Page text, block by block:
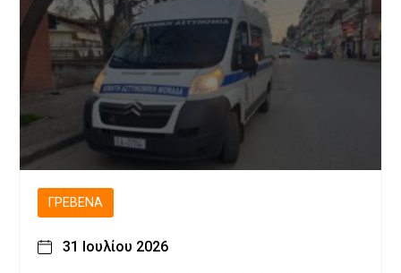
ΓΡΕΒΕΝΆ
31 Ιουλίου 2026